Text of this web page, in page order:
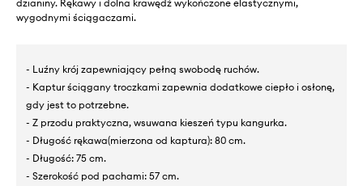
dzianiny. Rękawy i dolna krawędź wykończone elastycznymi,
wygodnymi ściągaczami.
- Luźny krój zapewniający pełną swobodę ruchów.
- Kaptur ściągany troczkami zapewnia dodatkowe ciepło i osłonę,
gdy jest to potrzebne.
- Z przodu praktyczna, wsuwana kieszeń typu kangurka.
- Długość rękawa(mierzona od kaptura): 80 cm.
- Długość: 75 cm.
- Szerokość pod pachami: 57 cm.